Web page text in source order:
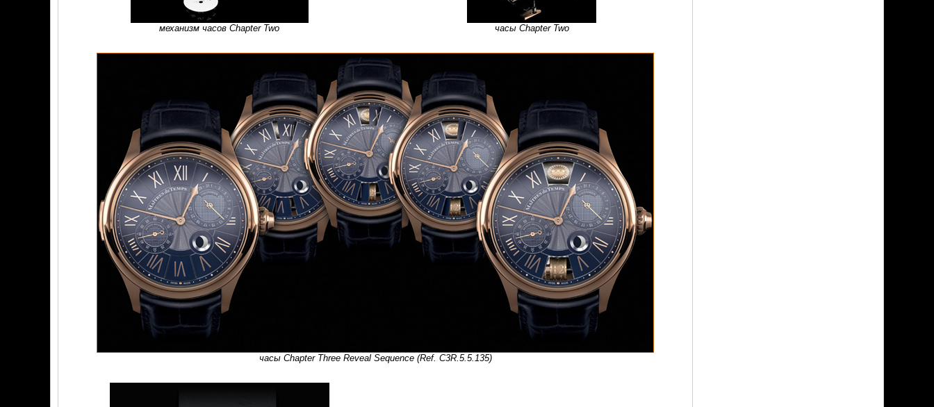
механизм часов Chapter Two часы Chapter Two
часы Chapter Three Reveal Sequence (Ref. C3R.5.5.135)